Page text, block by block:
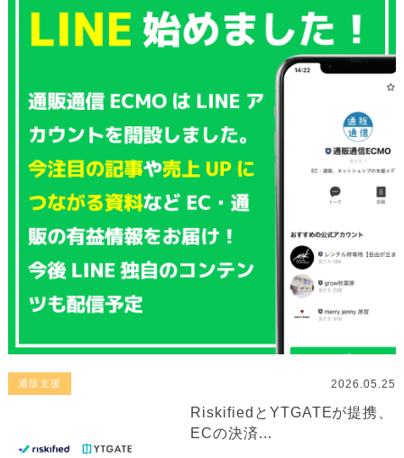
通販支援 2026.05.25
RiskifiedとYTGATEが提携、
ECの決済...